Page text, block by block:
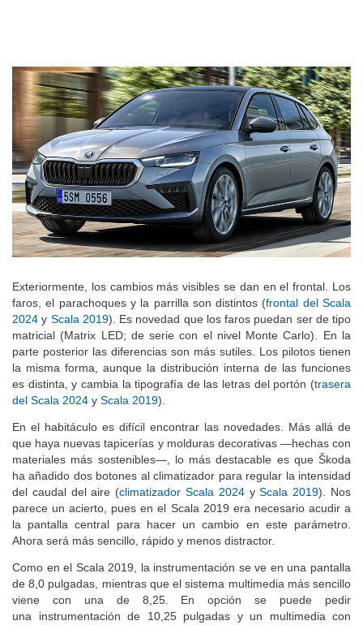
Exteriormente, los cambios más visibles se dan en el frontal. Los
faros, el parachoques y la parrilla son distintos (frontal del Scala
2024 y Scala 2019). Es novedad que los faros puedan ser de tipo
matricial (Matrix LED; de serie con el nivel Monte Carlo). En la
parte posterior las diferencias son más sutiles. Los pilotos tienen
la misma forma, aunque la distribución interna de las funciones
es distinta, y cambia la tipografía de las letras del portón (trasera
del Scala 2024 y Scala 2019).
En el habitáculo es difícil encontrar las novedades. Más allá de
que haya nuevas tapicerías y molduras decorativas —hechas con
materiales más sostenibles—, lo más destacable es que Škoda
ha añadido dos botones al climatizador para regular la intensidad
del caudal del aire (climatizador Scala 2024yScala 2019). Nos
parece un acierto, pues en el Scala 2019 era necesario acudir a
la pantalla central para hacer un cambio en este parámetro.
Ahora será más sencillo, rápido y menos distractor.
Como en el Scala 2019, la instrumentación se ve en una pantalla
de 8,0 pulgadas, mientras que el sistema multimedia más sencillo
viene con una de 8,25. En opción se puede pedir
una instrumentación de 10,25 pulgadas y un multimedia con